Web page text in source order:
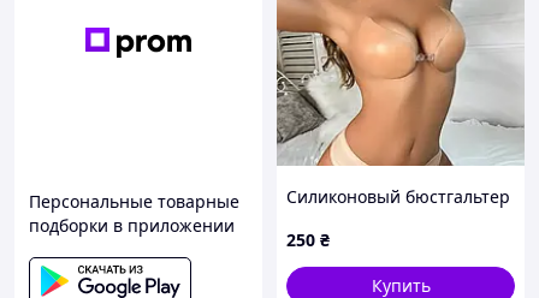
Персональные товарные
подборки в приложении
Силиконовый бюстгальтер
250 ₴
Купить